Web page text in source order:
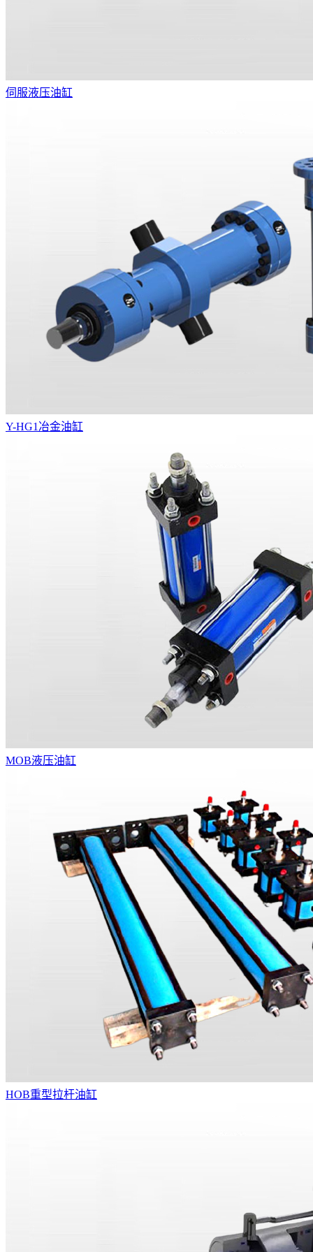
伺服液压油缸
Y-HG1冶金油缸
MOB液压油缸
HOB重型拉杆油缸